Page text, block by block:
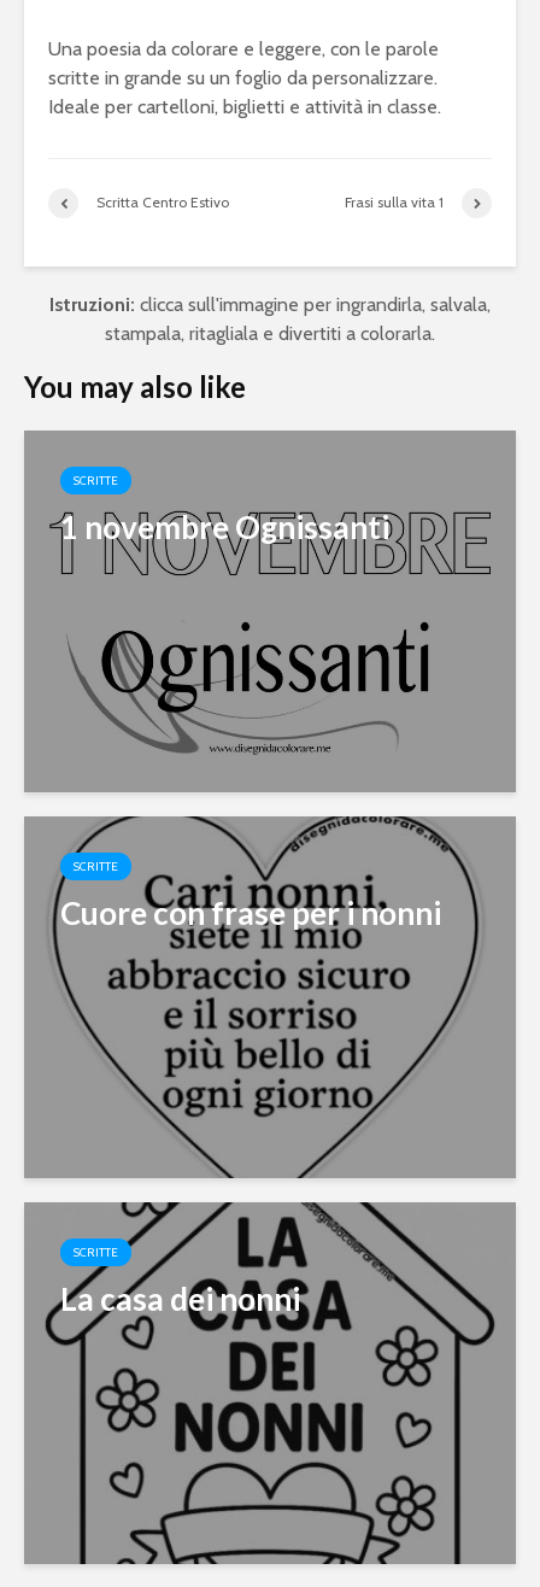
Una poesia da colorare e leggere, con le parole
scritte in grande su un foglio da personalizzare.
Ideale per cartelloni, biglietti e attività in classe.
Scritta Centro Estivo Frasi sulla vita 1
Istruzioni: clicca sull'immagine per ingrandirla, salvala,
stampala, ritagliala e divertiti a colorarla.
You may also like
SCRITTE
1 novembre Ognissanti
SCRITTE
Cuore con frase per i nonni
SCRITTE
La casa dei nonni